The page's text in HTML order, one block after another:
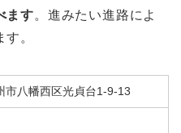
ます。進みたい進路によ
。
市八幡西区光貞台1-9-13